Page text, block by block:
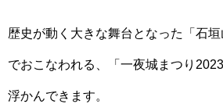
歴史が動く大きな舞台となった「石
でおこなわれる、「一夜城まつり
浮かんできます。